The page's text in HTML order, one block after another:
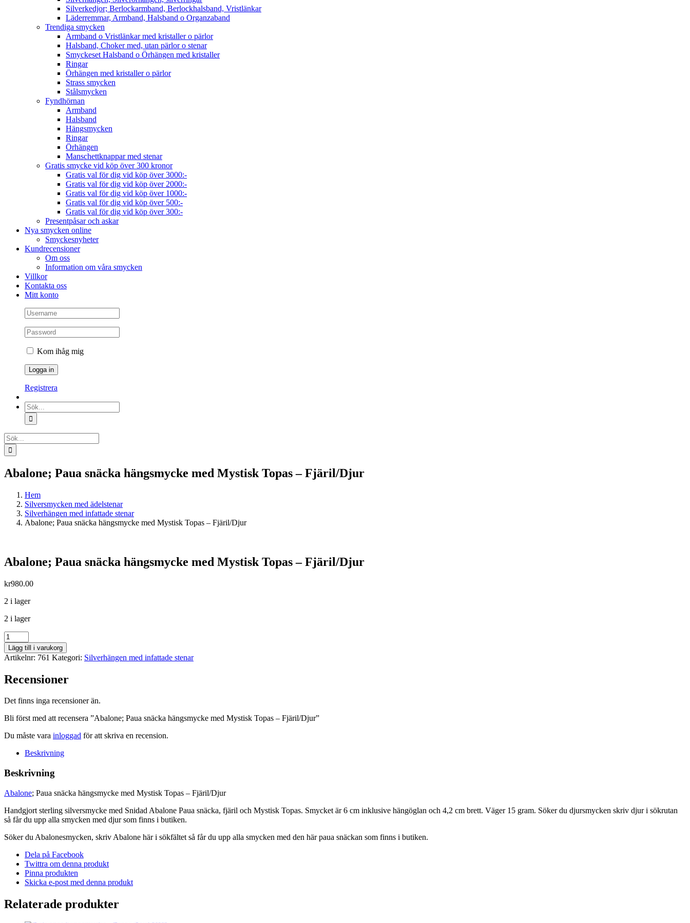
Silverkedjor; Berlockarmband, Berlockhalsband, Vristlänkar
Läderremmar, Armband, Halsband o Organzaband
Trendiga smycken
Armband o Vristlänkar med kristaller o pärlor
Halsband, Choker med, utan pärlor o stenar
Smyckeset Halsband o Örhängen med kristaller
Ringar
Örhängen med kristaller o pärlor
Strass smycken
Stålsmycken
Fyndhörnan
Armband
Halsband
Hängsmycken
Ringar
Örhängen
Manschettknappar med stenar
Gratis smycke vid köp över 300 kronor
Gratis val för dig vid köp över 3000:-
Gratis val för dig vid köp över 2000:-
Gratis val för dig vid köp över 1000:-
Gratis val för dig vid köp över 500:-
Gratis val för dig vid köp över 300:-
Presentpåsar och askar
Nya smycken online
Smyckesnyheter
Kundrecensioner
Om oss
Information om våra smycken
Villkor
Kontakta oss
Mitt konto
Kom ihåg mig
Registrera
Sök
efter:
Sök
efter:
Abalone; Paua snäcka hängsmycke med Mystisk Topas – Fjäril/Djur
Hem
Silversmycken med ädelstenar
Silverhängen med infattade stenar
Abalone; Paua snäcka hängsmycke med Mystisk Topas – Fjäril/Djur
Abalone; Paua snäcka hängsmycke med Mystisk Topas – Fjäril/Djur
kr980.00
2 i lager
2 i lager
Abalone;
Paua
snäcka
hängsmycke
Mystisk
-
mängd
Lägg till i varukorg
Artikelnr: 761 Kategori: Silverhängen med infattade stenar
Recensioner
Det finns inga recensioner än.
Bli först med att recensera ”Abalone; Paua snäcka hängsmycke med Mystisk Topas – Fjäril/Djur”
Du måste vara inloggad för att skriva en recension.
Beskrivning
Beskrivning
Abalone; Paua snäcka hängsmycke med Mystisk Topas – Fjäril/Djur
Handgjort sterling silversmycke med Snidad Abalone Paua snäcka, fjäril och Mystisk Topas. Smycket är 6 cm inklusive hängöglan och 4,2 cm brett. Väger 15 gram. Söker du djursmycken skriv djur i sökrutan
så får du upp alla smycken med djur som finns i butiken.
Söker du Abalonesmycken, skriv Abalone här i sökfältet så får du upp alla smycken med den här paua snäckan som finns i butiken.
Dela på Facebook
Twittra om denna produkt
Pinna produkten
Skicka e-post med denna produkt
Relaterade produkter